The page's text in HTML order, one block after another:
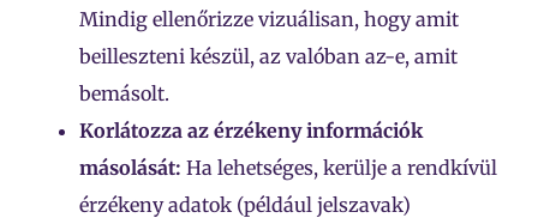
Mindig ellenőrizze vizuálisan, hogy amit
beilleszteni készül, az valóban az-e, amit
bemásolt.
Korlátozza az érzékeny információk
másolását: Ha lehetséges, kerülje a rendkívül
érzékeny adatok (például jelszavak)